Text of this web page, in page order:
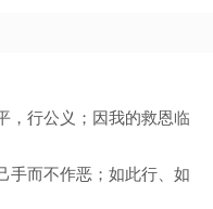
，行公义；因我的救恩临
手而不作恶；如此行、如